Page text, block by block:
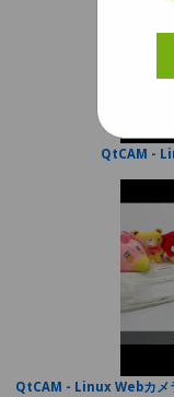
QtCAM -
QtCAM - Linux Webカ